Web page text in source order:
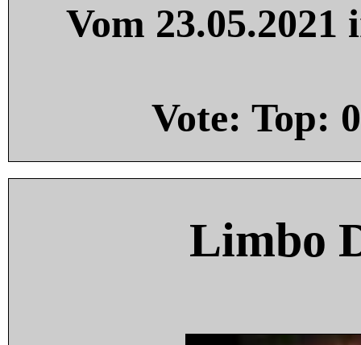
Vom
Vote: Top: 0
Limbo